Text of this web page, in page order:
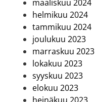
maaliskuu 2024
helmikuu 2024
tammikuu 2024
joulukuu 2023
marraskuu 2023
lokakuu 2023
syyskuu 2023
elokuu 2023